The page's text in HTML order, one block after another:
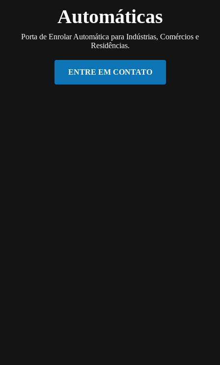
Automáticas
Porta de Enrolar Automática para Indústrias, Comércios e
Residências.
ENTRE EM CONTATO